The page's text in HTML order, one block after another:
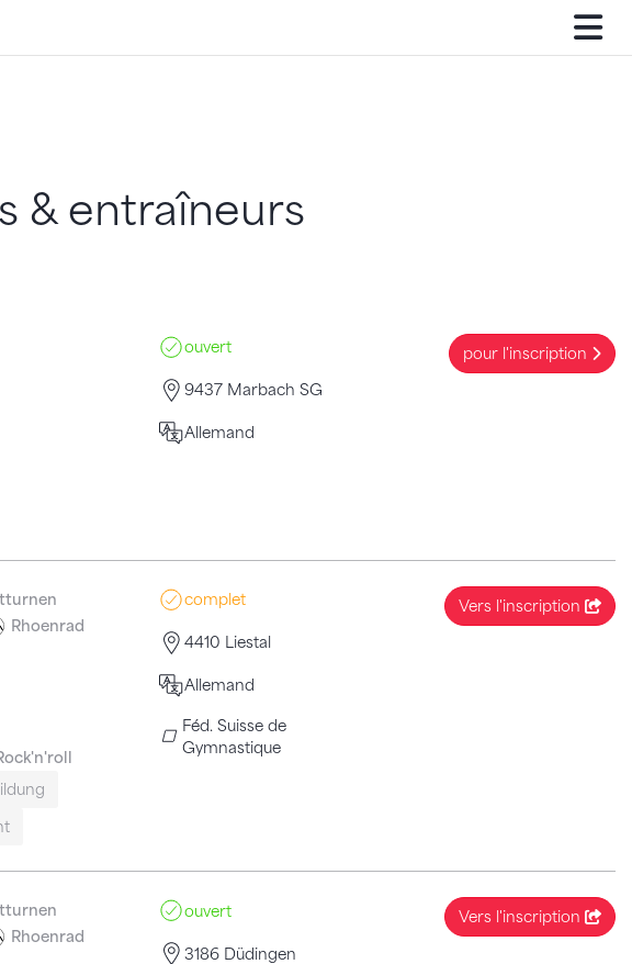
& entraîneurs
ouvert
9437 Marbach SG
Allemand
pour l'inscription
Rhoenrad
complet
4410 Liestal
Allemand
Féd. Suisse de
Gymnastique
Vers l'inscription
Rhoenrad
ouvert
3186 Düdingen
Vers l'inscription